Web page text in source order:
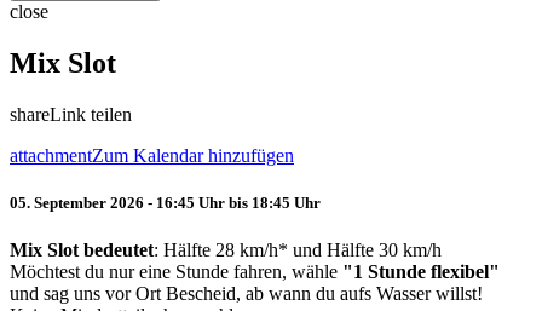
close
Mix Slot
shareLink teilen
attachmentZum Kalendar hinzufügen
05. September 2026 - 16:45 Uhr bis 18:45 Uhr
Mix Slot bedeutet: Hälfte 28 km/h* und Hälfte 30 km/h
Möchtest du nur eine Stunde fahren, wähle "1 Stunde flexibel"
und sag uns vor Ort Bescheid, ab wann du aufs Wasser willst!